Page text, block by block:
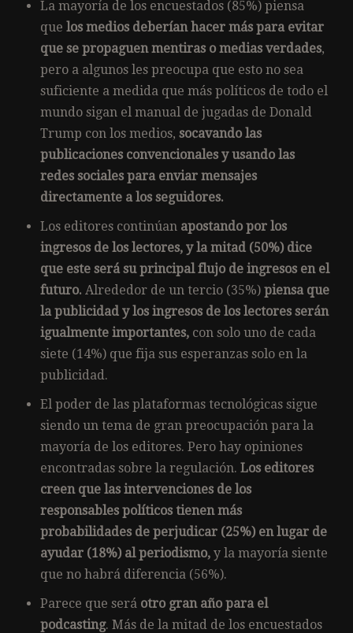
La mayoría de los encuestados (85%) piensa
que los medios deberían hacer más para evitar
que se propaguen mentiras o medias verdades,
pero a algunos les preocupa que esto no sea
suficiente a medida que más políticos de todo el
mundo sigan el manual de jugadas de Donald
Trump con los medios, socavando las
publicaciones convencionales y usando las
redes sociales para enviar mensajes
directamente a los seguidores.
Los editores continúan apostando por los
ingresos de los lectores, y la mitad (50%) dice
que este será su principal flujo de ingresos en el
futuro. Alrededor de un tercio (35%) piensa que
la publicidad y los ingresos de los lectores serán
igualmente importantes, con solo uno de cada
siete (14%) que fija sus esperanzas solo en la
publicidad.
El poder de las plataformas tecnológicas sigue
siendo un tema de gran preocupación para la
mayoría de los editores. Pero hay opiniones
encontradas sobre la regulación. Los editores
creen que las intervenciones de los
responsables políticos tienen más
probabilidades de perjudicar (25%) en lugar de
ayudar (18%) al periodismo, y la mayoría siente
que no habrá diferencia (56%).
Parece que será otro gran año para el
podcasting. Más de la mitad de los encuestados